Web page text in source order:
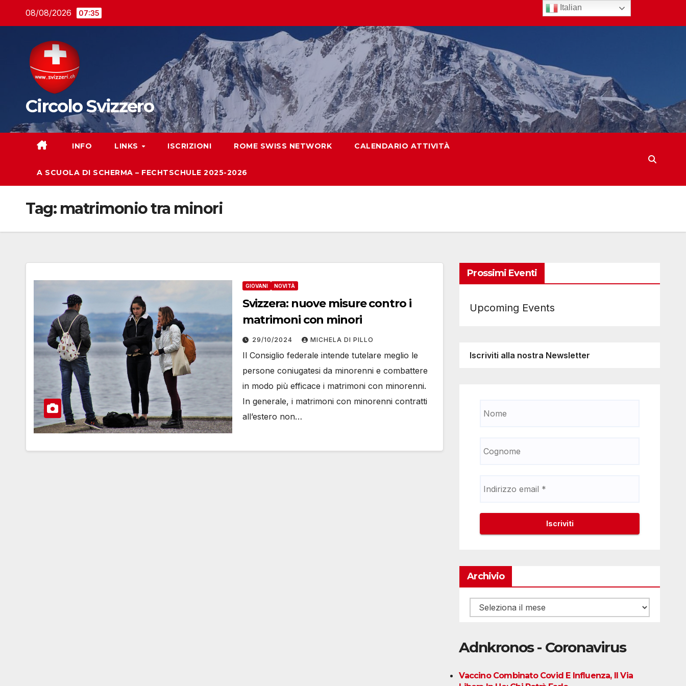
08/08/2026 07:35
Circolo Svizzero
INFO LINKS ISCRIZIONI ROME SWISS NETWORK CALENDARIO ATTIVITÀ
A SCUOLA DI SCHERMA – FECHTSCHULE 2025-2026
Tag: matrimonio tra minori
GIOVANI NOVITÀ
Svizzera: nuove misure contro i
matrimoni con minori
29/10/2024 MICHELA DI PILLO
Il Consiglio federale intende tutelare meglio le
persone coniugatesi da minorenni e combattere
in modo più efficace i matrimoni con minorenni.
In generale, i matrimoni con minorenni contratti
all’estero non…
Prossimi Eventi
Upcoming Events
Iscriviti alla nostra Newsletter
Archivio
Archivio
Adnkronos - Coronavirus
Vaccino Combinato Covid E Influenza, Il Via
Italian